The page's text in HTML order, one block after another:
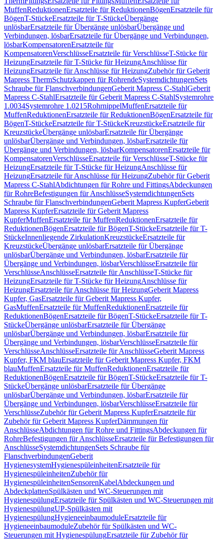
MuffenReduktionenErsatzteile für ReduktionenBögenErsatzteile für
BögenT-StückeErsatzteile für T-StückeÜbergänge
unlösbarErsatzteile für Übergänge unlösbarÜbergänge und
Verbindungen, lösbarErsatzteile für Übergänge und Verbindungen,
lösbarKompensatorenErsatzteile für
KompensatorenVerschlüsseErsatzteile für VerschlüsseT-Stücke für
HeizungErsatzteile für T-Stücke für HeizungAnschlüsse für
HeizungErsatzteile für Anschlüsse für HeizungZubehör für Geberit
Mapress ThermSchutzkappen für RohrendeSystemdichtungenSets
Schraube für FlanschverbindungenGeberit Mapress C-StahlGeberit
Mapress C-StahlErsatzteile für Geberit Mapress C-StahlSystemrohre
1.0034Systemrohre 1.0215RohrnippelMuffenErsatzteile für
MuffenReduktionenErsatzteile für ReduktionenBögenErsatzteile für
BögenT-StückeErsatzteile für T-StückeKreuzstückeErsatzteile für
KreuzstückeÜbergänge unlösbarErsatzteile für Übergänge
unlösbarÜbergänge und Verbindungen, lösbarErsatzteile für
Übergänge und Verbindungen, lösbarKompensatorenErsatzteile für
KompensatorenVerschlüsseErsatzteile für VerschlüsseT-Stücke für
HeizungErsatzteile für T-Stücke für HeizungAnschlüsse für
HeizungErsatzteile für Anschlüsse für HeizungZubehör für Geberit
Mapress C-StahlAbdichtungen für Rohre und FittingsAbdeckungen
für RohreBefestigungen für AnschlüsseSystemdichtungenSets
Schraube für FlanschverbindungenGeberit Mapress KupferGeberit
Mapress KupferErsatzteile für Geberit Mapress
KupferMuffenErsatzteile für MuffenReduktionenErsatzteile für
ReduktionenBögenErsatzteile für BögenT-StückeErsatzteile für T-
StückeInnenliegende ZirkulationKreuzstückeErsatzteile für
KreuzstückeÜbergänge unlösbarErsatzteile für Übergänge
unlösbarÜbergänge und Verbindungen, lösbarErsatzteile für
Übergänge und Verbindungen, lösbarVerschlüsseErsatzteile für
VerschlüsseAnschlüsseErsatzteile für AnschlüsseT-Stücke für
HeizungErsatzteile für T-Stücke für HeizungAnschlüsse für
HeizungErsatzteile für Anschlüsse für HeizungGeberit Mapress
Kupfer, GasErsatzteile für Geberit Mapress Kupfer,
GasMuffenErsatzteile für MuffenReduktionenErsatzteile für
ReduktionenBögenErsatzteile für BögenT-StückeErsatzteile für T-
StückeÜbergänge unlösbarErsatzteile für Übergänge
unlösbarÜbergänge und Verbindungen, lösbarErsatzteile für
Übergänge und Verbindungen, lösbarVerschlüsseErsatzteile für
VerschlüsseAnschlüsseErsatzteile für AnschlüsseGeberit Mapress
Kupfer, FKM blauErsatzteile für Geberit Mapress Kupfer, FKM
blauMuffenErsatzteile für MuffenReduktionenErsatzteile für
ReduktionenBögenErsatzteile für BögenT-StückeErsatzteile für T-
StückeÜbergänge unlösbarErsatzteile für Übergänge
unlösbarÜbergänge und Verbindungen, lösbarErsatzteile für
Übergänge und Verbindungen, lösbarVerschlüsseErsatzteile für
VerschlüsseZubehör für Geberit Mapress KupferErsatzteile für
Zubehör für Geberit Mapress KupferDämmungen für
AnschlüsseAbdichtungen für Rohre und FittingsAbdeckungen für
RohreBefestigungen für AnschlüsseErsatzteile für Befestigungen für
AnschlüsseSystemdichtungenSets Schraube für
FlanschverbindungenGeberit
HygienesystemHygienespüleinheitenErsatzteile für
HygienespüleinheitenZubehör für
HygienespüleinheitenSensorenKabelAbdeckungen und
AbdeckplattenSpülkästen und WC-Steuerungen mit
HygienespülungErsatzteile für Spülkästen und WC-Steuerungen mit
HygienespülungUP-Spülkästen mit
HygienespülungHygieneeinbaumoduleErsatzteile für
HygieneeinbaumoduleZubehör für Spülkästen und WC-
Steuerungen mit HygienespülungErsatzteile für Zubehör für